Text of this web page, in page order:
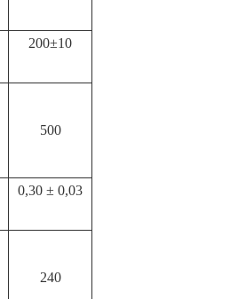
200±10
500
0,30 ± 0,03
240